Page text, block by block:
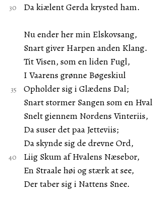
Da kiælent Gerda krysted ham.
Nu ender her min Elskovsang,
Snart giver Harpen anden Klang.
Tit Visen, som en liden Fugl,
I Vaarens grønne Bøgeskiul
Opholder sig i Glædens Dal;
Snart stormer Sangen som en Hval
Snelt giennem Nordens Vinteriis,
Da suser det paa Jetteviis;
Da skynde sig de drevne Ord,
Liig Skum af Hvalens Næsebor,
En Straale høi og stærk at see,
Der taber sig i Nattens Snee.